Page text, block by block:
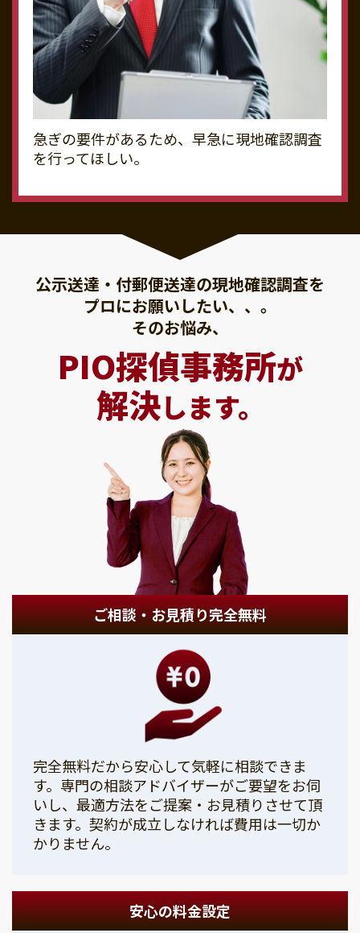
急ぎの要件があるため、早急に現地確認調査
を行ってほしい。
公示送達・付郵便送達の現地確認調査を
プロにお願いしたい、、。
そのお悩み、
PIO探偵事務所が
解決します。
ご相談・お見積り完全無料
完全無料だから安心して気軽に相談できま
す。専門の相談アドバイザーがご要望をお伺
いし、最適方法をご提案・お見積りさせて頂
きます。契約が成立しなければ費用は一切か
かりません。
安心の料金設定